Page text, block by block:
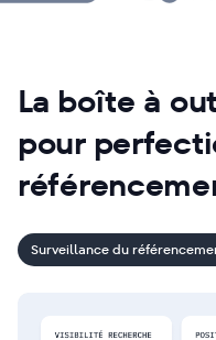
La boîte à
pour
Surveillance du